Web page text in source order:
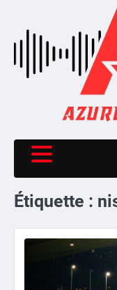
content
Étiquette :